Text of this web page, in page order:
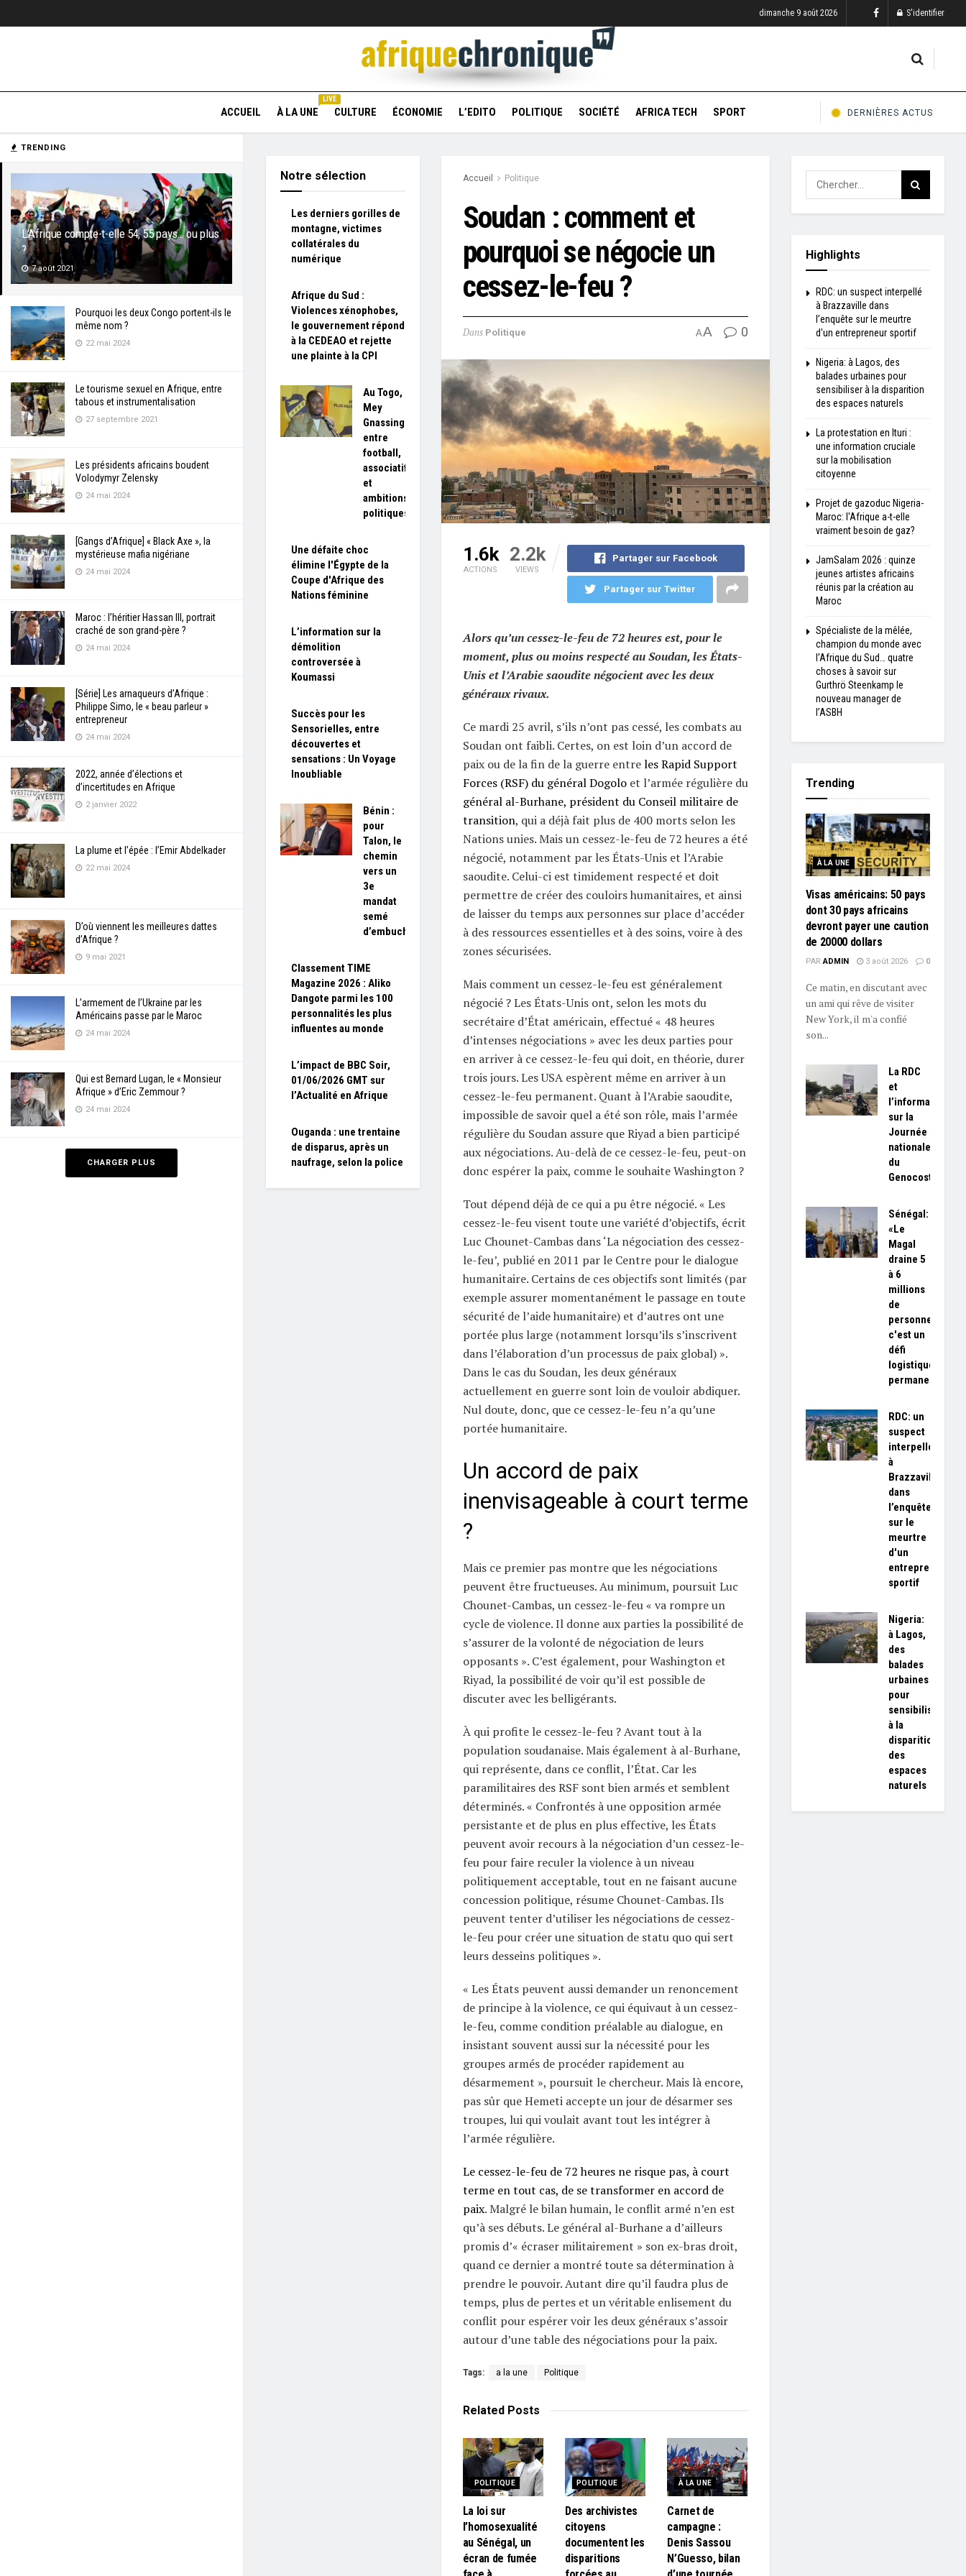
TRENDING
L’Afrique compte-t-elle 54, 55 pays… ou plus
?
7 août 2021
Pourquoi les deux Congo portent-ils le
même nom ?
22 mai 2024
Le tourisme sexuel en Afrique, entre
tabous et instrumentalisation
27 septembre 2021
Les présidents africains boudent
Volodymyr Zelensky
24 mai 2024
[Gangs d’Afrique] « Black Axe », la
mystérieuse mafia nigériane
24 mai 2024
Maroc : l’héritier Hassan III, portrait
craché de son grand-père ?
24 mai 2024
[Série] Les arnaqueurs d’Afrique :
Philippe Simo, le « beau parleur »
entrepreneur
24 mai 2024
2022, année d’élections et
d’incertitudes en Afrique
2 janvier 2022
La plume et l’épée : l’Emir Abdelkader
22 mai 2024
D’où viennent les meilleures dattes
d’Afrique ?
9 mai 2021
L’armement de l’Ukraine par les
Américains passe par le Maroc
24 mai 2024
Qui est Bernard Lugan, le « Monsieur
Afrique » d’Eric Zemmour ?
24 mai 2024
CHARGER PLUS
dimanche 9 août 2026 S'identifier
ACCUEIL À LA UNE
LIVE
CULTURE ÉCONOMIE L’EDITO POLITIQUE SOCIÉTÉ AFRICA TECH SPORT DERNIÈRES ACTUS
Accueil Politique
Soudan : comment et
pourquoi se négocie un
cessez-le-feu ?
Dans Politique AA 0
1.6k
ACTIONS
2.2k
VIEWS
Partager sur Facebook
Partager sur Twitter
Alors qu’un cessez-le-feu de 72 heures est, pour le
moment, plus ou moins respecté au Soudan, les États-
Unis et l’Arabie saoudite négocient avec les deux
généraux rivaux.
Ce mardi 25 avril, s’ils n’ont pas cessé, les combats au
Soudan ont faibli. Certes, on est loin d’un accord de
paix ou de la fin de la guerre entreles Rapid Support
Forces (RSF) du général Dogoloet l’armée régulière du
général al-Burhane, président du Conseil militaire de
transition, qui a déjà fait plus de 400 morts selon les
Nations unies. Mais un cessez-le-feu de 72 heures a été
négocié, notamment par les États-Unis et l’Arabie
saoudite. Celui-ci est timidement respecté et doit
permettre de créer des couloirs humanitaires, et ainsi
de laisser du temps aux personnes sur place d’accéder
à des ressources essentielles et à des soins, voire à des
zones sécurisées.
Mais comment un cessez-le-feu est généralement
négocié ? Les États-Unis ont, selon les mots du
secrétaire d’État américain, effectué « 48 heures
d’intenses négociations » avec les deux parties pour
en arriver à ce cessez-le-feu qui doit, en théorie, durer
trois jours. Les USA espèrent même en arriver à un
cessez-le-feu permanent. Quant à l’Arabie saoudite,
impossible de savoir quel a été son rôle, mais l’armée
régulière du Soudan assure que Riyad a bien participé
aux négociations. Au-delà de ce cessez-le-feu, peut-on
donc espérer la paix, comme le souhaite Washington ?
Tout dépend déjà de ce qui a pu être négocié. « Les
cessez-le-feu visent toute une variété d’objectifs, écrit
Luc Chounet-Cambas dans ‘La négociation des cessez-
le-feu’, publié en 2011 par le Centre pour le dialogue
humanitaire. Certains de ces objectifs sont limités (par
exemple assurer momentanément le passage en toute
sécurité de l’aide humanitaire) et d’autres ont une
portée plus large (notamment lorsqu’ils s’inscrivent
dans l’élaboration d’un processus de paix global) ».
Dans le cas du Soudan, les deux généraux
actuellement en guerre sont loin de vouloir abdiquer.
Nul doute, donc, que ce cessez-le-feu n’a qu’une
portée humanitaire.
Un accord de paix
inenvisageable à court terme
?
Mais ce premier pas montre que les négociations
peuvent être fructueuses. Au minimum, poursuit Luc
Chounet-Cambas, un cessez-le-feu « va rompre un
cycle de violence. Il donne aux parties la possibilité de
s’assurer de la volonté de négociation de leurs
opposants ». C’est également, pour Washington et
Riyad, la possibilité de voir qu’il est possible de
discuter avec les belligérants.
À qui profite le cessez-le-feu ? Avant tout à la
population soudanaise. Mais également à al-Burhane,
qui représente, dans ce conflit, l’État. Car les
paramilitaires des RSF sont bien armés et semblent
déterminés. « Confrontés à une opposition armée
persistante et de plus en plus effective, les États
peuvent avoir recours à la négociation d’un cessez-le-
feu pour faire reculer la violence à un niveau
politiquement acceptable, tout en ne faisant aucune
concession politique, résume Chounet-Cambas. Ils
peuvent tenter d’utiliser les négociations de cessez-
le-feu pour créer une situation de statu quo qui sert
leurs desseins politiques ».
« Les États peuvent aussi demander un renoncement
de principe à la violence, ce qui équivaut à un cessez-
le-feu, comme condition préalable au dialogue, en
insistant souvent aussi sur la nécessité pour les
groupes armés de procéder rapidement au
désarmement », poursuit le chercheur. Mais là encore,
pas sûr que Hemeti accepte un jour de désarmer ses
troupes, lui qui voulait avant tout les intégrer à
l’armée régulière.
Le cessez-le-feu de 72 heures ne risque pas, à court
terme en tout cas, de se transformer en accord de
paix. Malgré le bilan humain, le conflit armé n’en est
qu’à ses débuts. Le général al-Burhane a d’ailleurs
promis d’« écraser militairement » son ex-bras droit,
quand ce dernier a montré toute sa détermination à
prendre le pouvoir. Autant dire qu’il faudra plus de
temps, plus de pertes et un véritable enlisement du
conflit pour espérer voir les deux généraux s’assoir
autour d’une table des négociations pour la paix.
Tags: a la une Politique
Related Posts
POLITIQUE
La loi sur
l’homosexualité
au Sénégal, un
écran de fumée
POLITIQUE
Des archivistes
citoyens
documentent les
disparitions
À LA UNE
Carnet de
campagne :
Denis Sassou
N’Guesso, bilan
Notre sélection
Les derniers gorilles de
montagne, victimes
collatérales du
numérique
Afrique du Sud :
Violences xénophobes,
le gouvernement répond
à la CEDEAO et rejette
une plainte à la CPI
Au Togo,
Mey
Gnassingbé
entre
football,
associatif
et
ambitions
politiques
Une défaite choc
élimine l'Égypte de la
Coupe d'Afrique des
Nations féminine
L’information sur la
démolition
controversée à
Koumassi
Succès pour les
Sensorielles, entre
découvertes et
sensations : Un Voyage
Inoubliable
Bénin :
pour
Talon, le
chemin
vers un
3e
mandat
semé
d’embuches
Classement TIME
Magazine 2026 : Aliko
Dangote parmi les 100
personnalités les plus
influentes au monde
L’impact de BBC Soir,
01/06/2026 GMT sur
l’Actualité en Afrique
Ouganda : une trentaine
de disparus, après un
naufrage, selon la police
Highlights
RDC: un suspect interpellé
à Brazzaville dans
l’enquête sur le meurtre
d'un entrepreneur sportif
Nigeria: à Lagos, des
balades urbaines pour
sensibiliser à la disparition
des espaces naturels
La protestation en Ituri :
une information cruciale
sur la mobilisation
citoyenne
Projet de gazoduc Nigeria-
Maroc: l'Afrique a-t-elle
vraiment besoin de gaz?
JamSalam 2026 : quinze
jeunes artistes africains
réunis par la création au
Maroc
Spécialiste de la mêlée,
champion du monde avec
l’Afrique du Sud… quatre
choses à savoir sur
Gurthrö Steenkamp le
nouveau manager de
l’ASBH
Trending
À LA UNE
Visas américains: 50 pays
dont 30 pays africains
devront payer une caution
de 20000 dollars
PAR ADMIN 3 août 2026 0
Ce matin, en discutant avec
un ami qui rêve de visiter
New York, il m'a confié
son...
La RDC
et
l’information
sur la
Journée
nationale
du
Genocost
Sénégal:
«Le
Magal
draine 5
à 6
millions
de
personnes,
c'est un
défi
logistique
permanent»
RDC: un
suspect
interpellé
à
Brazzaville
dans
l’enquête
sur le
meurtre
d'un
entrepreneur
sportif
Nigeria:
à Lagos,
des
balades
urbaines
pour
sensibiliser
à la
disparition
des
espaces
naturels